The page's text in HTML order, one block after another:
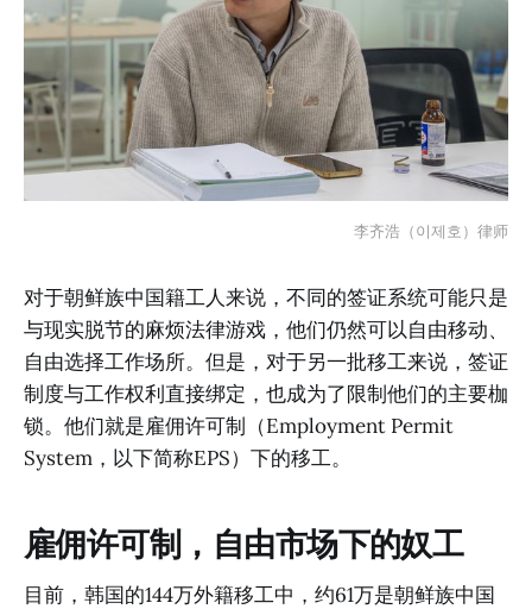
李齐浩（이제호）律师
对于朝鲜族中国籍工人来说，不同的签证系统可能只是
与现实脱节的麻烦法律游戏，他们仍然可以自由移动、
自由选择工作场所。但是，对于另一批移工来说，签证
制度与工作权利直接绑定，也成为了限制他们的主要枷
锁。他们就是雇佣许可制（Employment Permit
System，以下简称EPS）下的移工。
雇佣许可制，自由市场下的奴工
目前，韩国的144万外籍移工中，约61万是朝鲜族中国